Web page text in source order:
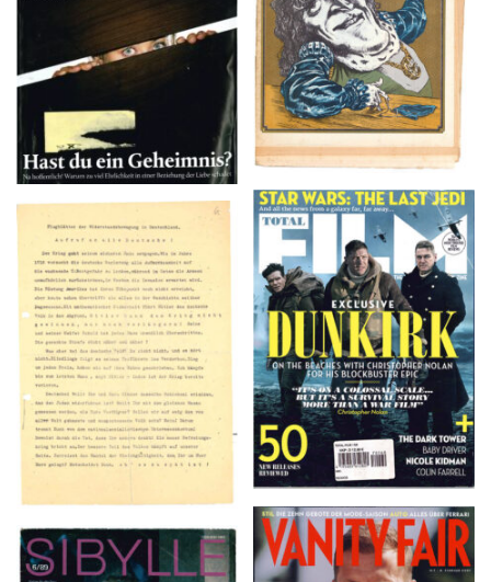
TOTAL FILM #260 –
SUMMER 2017
Flugblätter der Weissen
Rose – V, Januar 1943